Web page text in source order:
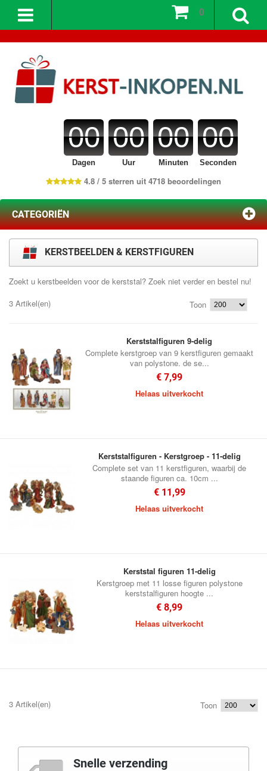
00
Dagen
00
Uur
00
Minuten
00
Seconden
4.8 / 5 sterren uit 4718 beoordelingen
0
CATEGORIËN
KERSTBEELDEN & KERSTFIGUREN
Zoekt u kerstbeelden voor de kerststal? Zoek niet verder en bestel nu!
3 Artikel(en)
Toon
Kerststalfiguren 9-delig
Complete kerstgroep van 9 kerstfiguren gemaakt
van polystone. de se...
€ 7,99
Helaas uitverkocht
Kerststalfiguren - Kerstgroep - 11-delig
Complete set van 11 kerstfiguren, waarbij de
staande figuren ca. 10cm ...
€ 11,99
Helaas uitverkocht
Kerststal figuren 11-delig
Kerstgroep met 11 losse figuren polystone
kerststalfiguren hoogte ...
€ 8,99
Helaas uitverkocht
3 Artikel(en) Toon
Snelle verzending